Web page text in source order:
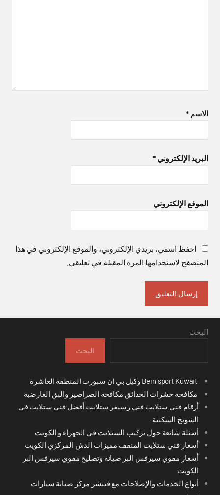
الاسم *
البريد الإلكتروني *
الموقع الإلكتروني
احفظ اسمي، بريدي الإلكتروني، والموقع الإلكتروني في هذا
المتصفح لاستخدامها المرة المقبلة في تعليقي.
البحث
البحث
مكافحة حشرات الحدائق مكافحة الصراصير والبق العارضية
أرقام فني ستلايت فني رسيفر ستلايت أفضل فني ستلايت في
الشويخ السكنية
أسئلة شائعة حول تركيب الستلايت في الجهراء و الكويت
أسعار فني ستلايت المنقف مميزات الدش المركزي الكويت
أسعار مقوي سيرفس البر صيانة وتصليح مقوي سيرفس البر
الكويت
أنواع الخدمات والإصلاحات مع فينشر مركز صيانة سيارات